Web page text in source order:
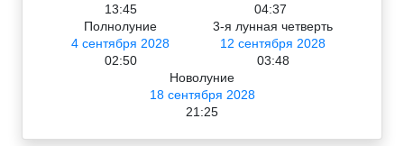
13:45
04:37
Полнолуние
4 сентября 2028
02:50
3-я лунная четверть
12 сентября 2028
03:48
Новолуние
18 сентября 2028
21:25